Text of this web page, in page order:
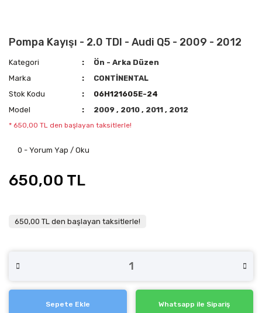
Pompa Kayışı - 2.0 TDI - Audi Q5 - 2009 - 2012
Kategori
Ön - Arka Düzen
Marka
CONTİNENTAL
Stok Kodu
06H121605E-24
Model
2009, 2010, 2011, 2012
* 650,00 TL den başlayan taksitlerle!
0 - Yorum Yap / Oku
650,00 TL
650,00 TL den başlayan taksitlerle!
Sepete Ekle Whatsapp ile Sipariş